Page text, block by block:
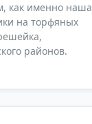
как именно наша
на торфяных
районов.